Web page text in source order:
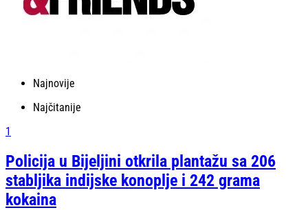
Najnovije
Najčitanije
1
Policija u Bijeljini otkrila plantažu sa 206
stabljika indijske konoplje i 242 grama
kokaina